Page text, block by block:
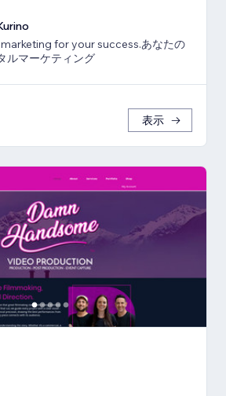
for your success.あなたの
ルマーケティング
表示